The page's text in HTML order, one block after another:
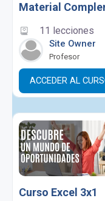
Material
11 lecciones
Site Owner
Profesor
ACCEDER AL
Curso Excel 3x1